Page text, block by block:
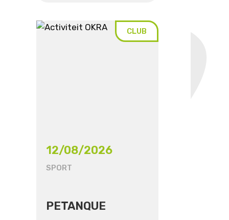
CLUB
12/08/2026
SPORT
PETANQUE